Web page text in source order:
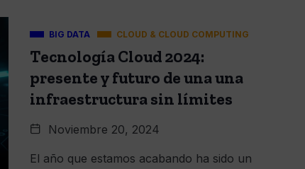
BIG DATA CLOUD & CLOUD COMPUTING
Tecnología Cloud 2024:
presente y futuro de una una
infraestructura sin límites
Noviembre 20, 2024
El año que estamos acabando ha sido un